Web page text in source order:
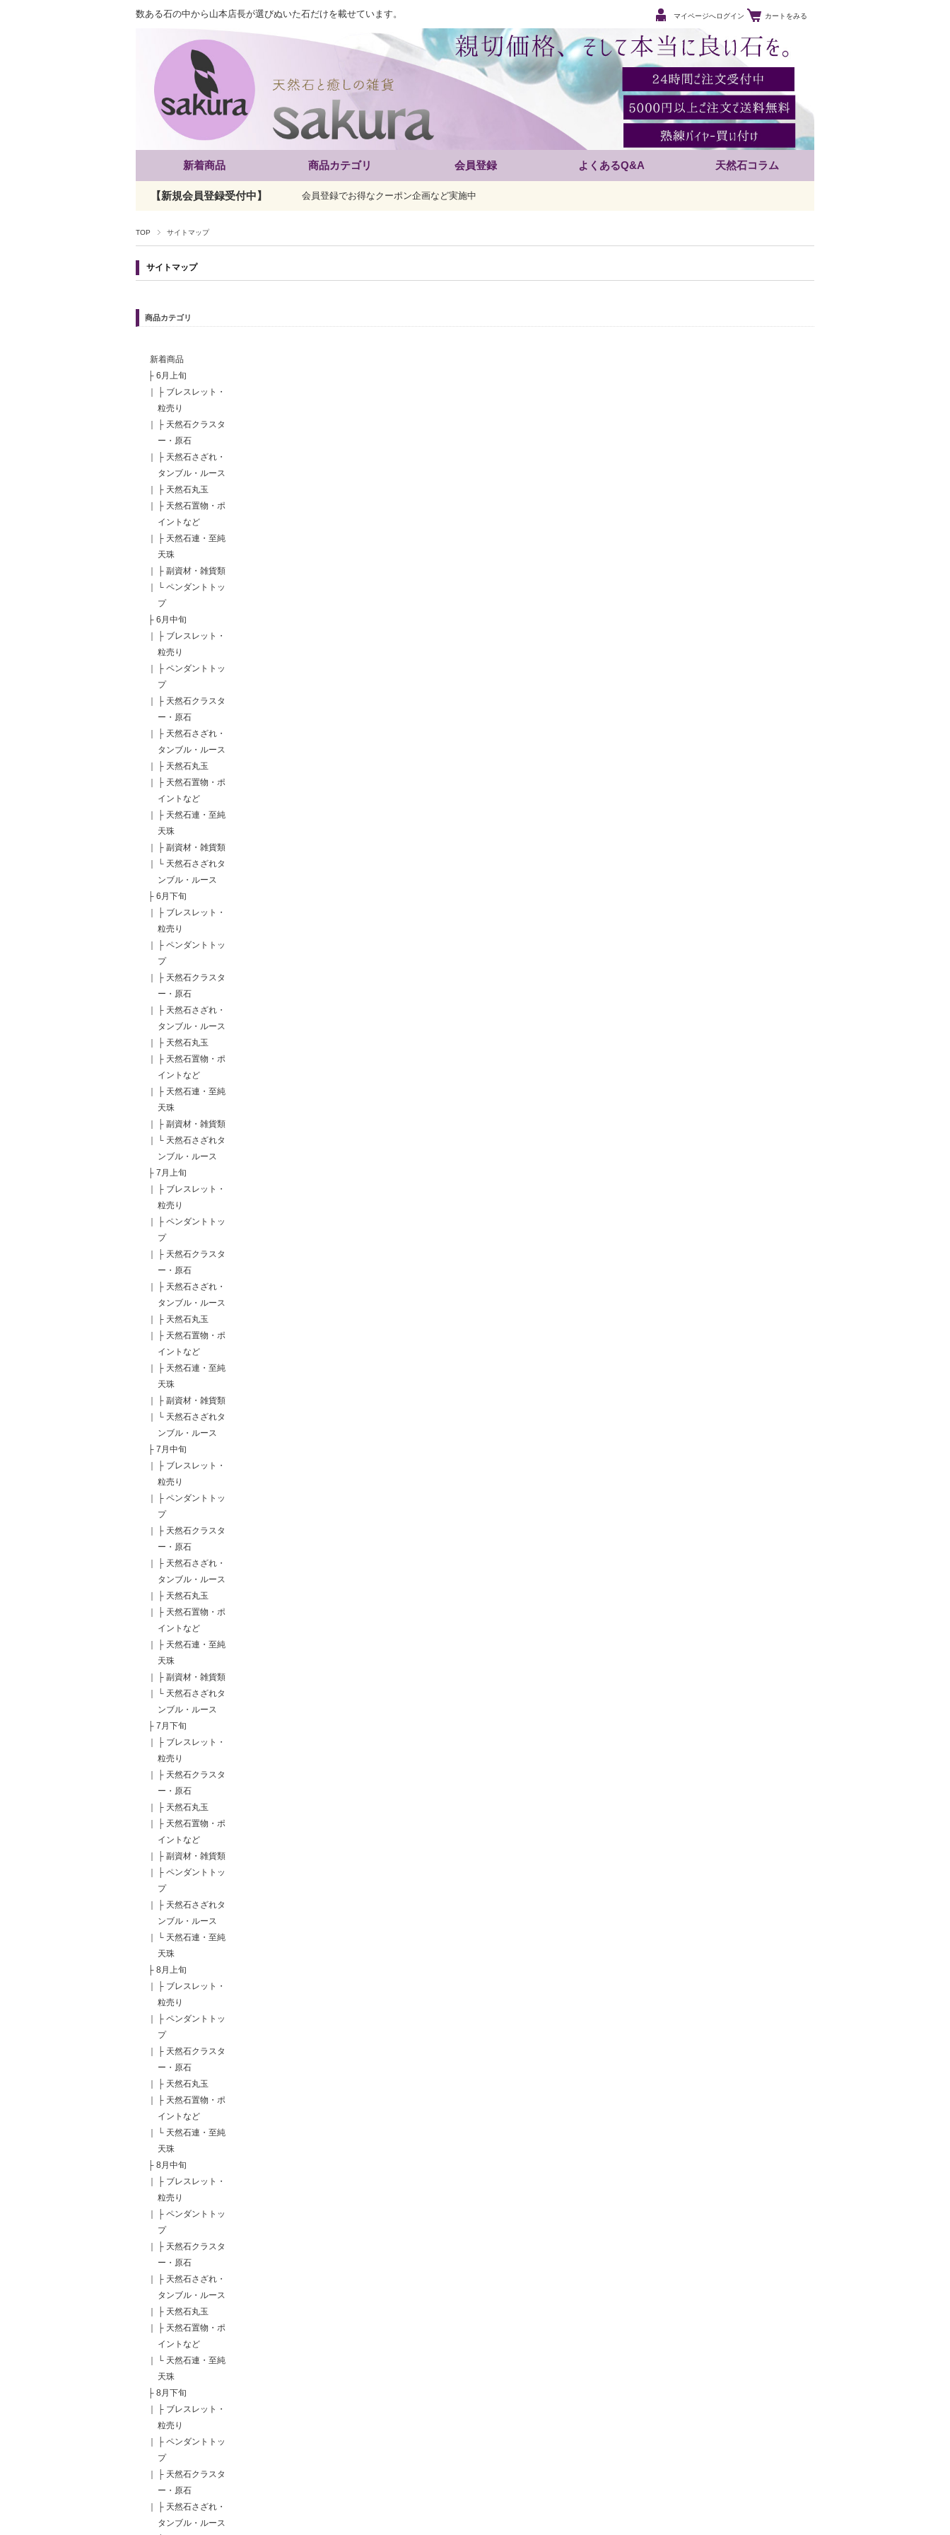
数ある石の中から山本店長が選びぬいた石だけを載せています。 マイページへログイン カートをみる
新着商品 商品カテゴリ 会員登録 よくあるQ&A 天然石コラム
【新規会員登録受付中】 会員登録でお得なクーポン企画など実施中
TOP サイトマップ
サイトマップ
商品カテゴリ
新着商品
├ 6月上旬
├ ブレスレット・
粒売り
├ 天然石クラスタ
ー・原石
├ 天然石さざれ・
タンブル・ルース
├ 天然石丸玉
├ 天然石置物・ポ
イントなど
├ 天然石連・至純
天珠
├ 副資材・雑貨類
└ ペンダントトッ
プ
├ 6月中旬
├ ブレスレット・
粒売り
├ ペンダントトッ
プ
├ 天然石クラスタ
ー・原石
├ 天然石さざれ・
タンブル・ルース
├ 天然石丸玉
├ 天然石置物・ポ
イントなど
├ 天然石連・至純
天珠
├ 副資材・雑貨類
└ 天然石さざれタ
ンブル・ルース
├ 6月下旬
├ ブレスレット・
粒売り
├ ペンダントトッ
プ
├ 天然石クラスタ
ー・原石
├ 天然石さざれ・
タンブル・ルース
├ 天然石丸玉
├ 天然石置物・ポ
イントなど
├ 天然石連・至純
天珠
├ 副資材・雑貨類
└ 天然石さざれタ
ンブル・ルース
├ 7月上旬
├ ブレスレット・
粒売り
├ ペンダントトッ
プ
├ 天然石クラスタ
ー・原石
├ 天然石さざれ・
タンブル・ルース
├ 天然石丸玉
├ 天然石置物・ポ
イントなど
├ 天然石連・至純
天珠
├ 副資材・雑貨類
└ 天然石さざれタ
ンブル・ルース
├ 7月中旬
├ ブレスレット・
粒売り
├ ペンダントトッ
プ
├ 天然石クラスタ
ー・原石
├ 天然石さざれ・
タンブル・ルース
├ 天然石丸玉
├ 天然石置物・ポ
イントなど
├ 天然石連・至純
天珠
├ 副資材・雑貨類
└ 天然石さざれタ
ンブル・ルース
├ 7月下旬
├ ブレスレット・
粒売り
├ 天然石クラスタ
ー・原石
├ 天然石丸玉
├ 天然石置物・ポ
イントなど
├ 副資材・雑貨類
├ ペンダントトッ
プ
├ 天然石さざれタ
ンブル・ルース
└ 天然石連・至純
天珠
├ 8月上旬
├ ブレスレット・
粒売り
├ ペンダントトッ
プ
├ 天然石クラスタ
ー・原石
├ 天然石丸玉
├ 天然石置物・ポ
イントなど
└ 天然石連・至純
天珠
├ 8月中旬
├ ブレスレット・
粒売り
├ ペンダントトッ
プ
├ 天然石クラスタ
ー・原石
├ 天然石さざれ・
タンブル・ルース
├ 天然石丸玉
├ 天然石置物・ポ
イントなど
└ 天然石連・至純
天珠
├ 8月下旬
├ ブレスレット・
粒売り
├ ペンダントトッ
プ
├ 天然石クラスタ
ー・原石
├ 天然石さざれ・
タンブル・ルース